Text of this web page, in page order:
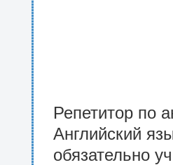
Репетитор по
Английский
обязательно